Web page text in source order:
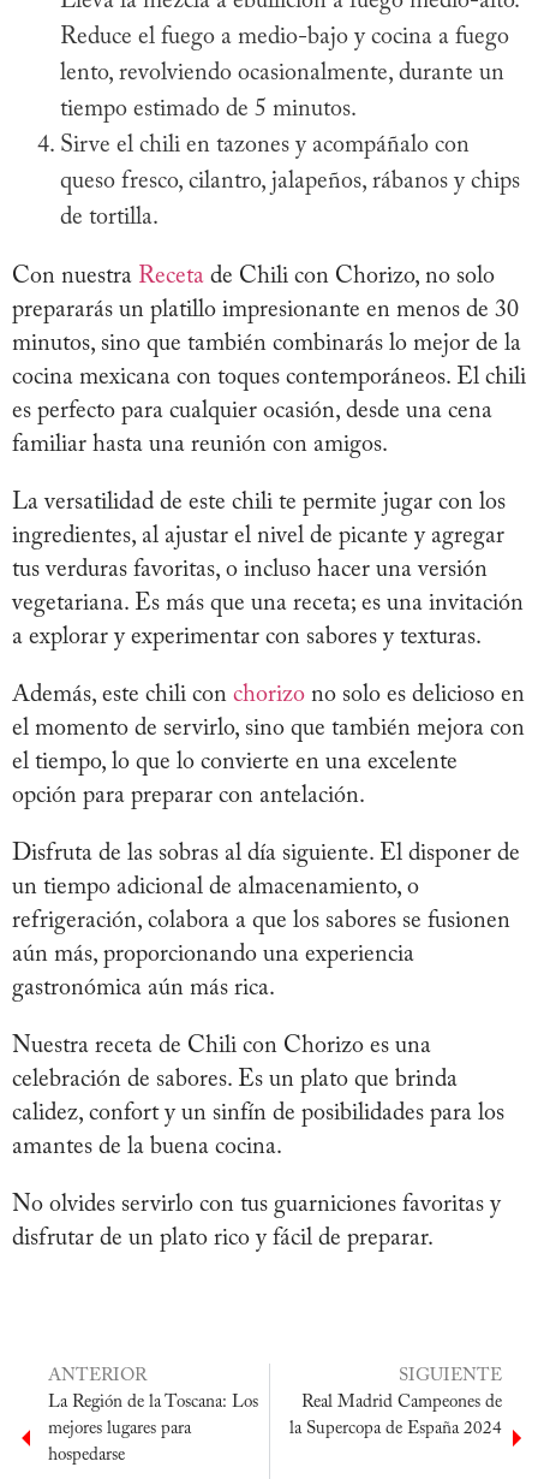
Reduce el fuego a medio-bajo y cocina a fuego
lento, revolviendo ocasionalmente, durante un
tiempo estimado de 5 minutos.
Sirve el chili en tazones y acompáñalo con
queso fresco, cilantro, jalapeños, rábanos y chips
de tortilla.
Con nuestra Receta de Chili con Chorizo, no solo
prepararás un platillo impresionante en menos de 30
minutos, sino que también combinarás lo mejor de la
cocina mexicana con toques contemporáneos. El chili
es perfecto para cualquier ocasión, desde una cena
familiar hasta una reunión con amigos.
La versatilidad de este chili te permite jugar con los
ingredientes, al ajustar el nivel de picante y agregar
tus verduras favoritas, o incluso hacer una versión
vegetariana. Es más que una receta; es una invitación
a explorar y experimentar con sabores y texturas.
Además, este chili con chorizo no solo es delicioso en
el momento de servirlo, sino que también mejora con
el tiempo, lo que lo convierte en una excelente
opción para preparar con antelación.
Disfruta de las sobras al día siguiente. El disponer de
un tiempo adicional de almacenamiento, o
refrigeración, colabora a que los sabores se fusionen
aún más, proporcionando una experiencia
gastronómica aún más rica.
Nuestra receta de Chili con Chorizo es una
celebración de sabores. Es un plato que brinda
calidez, confort y un sinfín de posibilidades para los
amantes de la buena cocina.
No olvides servirlo con tus guarniciones favoritas y
disfrutar de un plato rico y fácil de preparar.
ANTERIOR
La Región de la Toscana: Los
mejores lugares para
hospedarse
SIGUIENTE
Real Madrid Campeones de
la Supercopa de España 2024